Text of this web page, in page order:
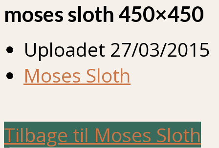
moses sloth 450×450
Uploadet 27/03/2015
Moses Sloth
Tilbage til Moses Sloth